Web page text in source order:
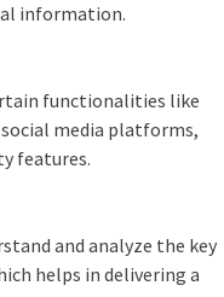
information.
functionalities like
media platforms,
features.
and analyze the key
helps in delivering a